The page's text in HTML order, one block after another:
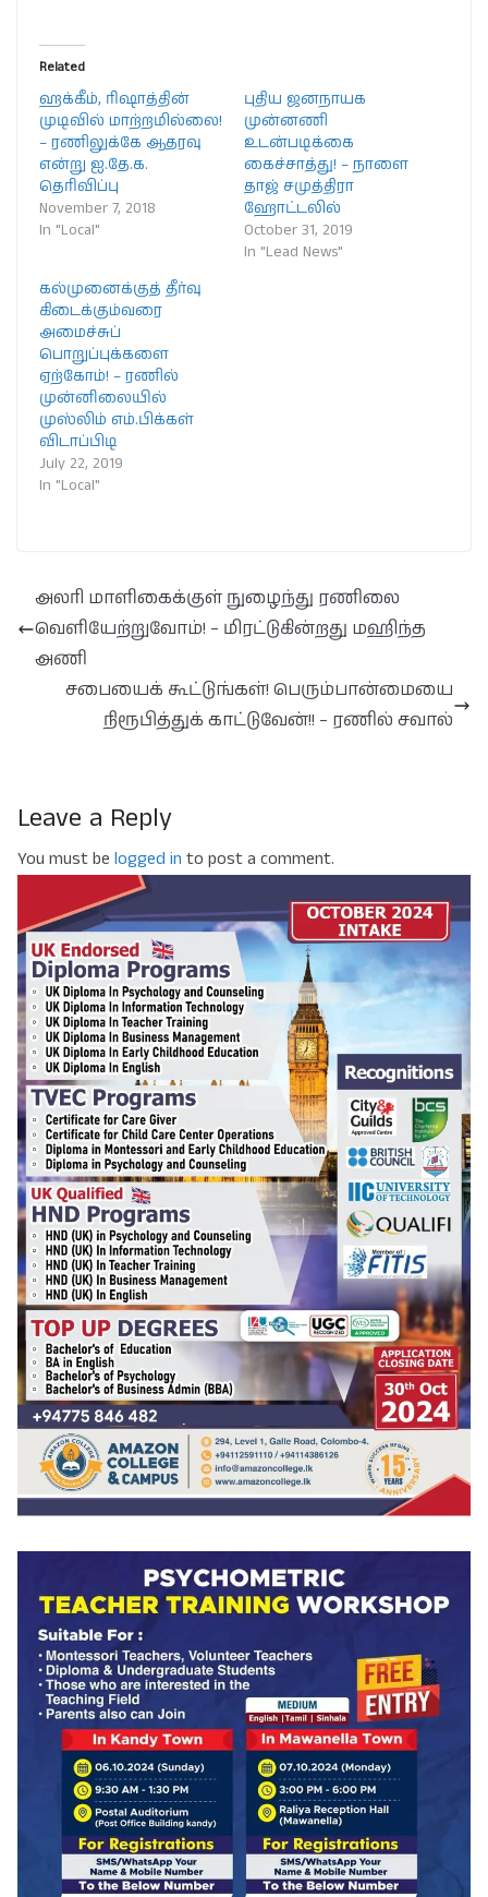
Related
ஹக்கீம், ரிஷாத்தின்
முடிவில் மாற்றமில்லை!
– ரணிலுக்கே ஆதரவு
என்று ஐ.தே.க.
தெரிவிப்பு
November 7, 2018
In "Local"
புதிய ஜனநாயக
முன்னணி
உடன்படிக்கை
கைச்சாத்து! – நாளை
தாஜ் சமுத்திரா
ஹோட்டலில்
October 31, 2019
In "Lead News"
கல்முனைக்குத் தீர்வு
கிடைக்கும்வரை
அமைச்சுப்
பொறுப்புக்களை
ஏற்கோம்! – ரணில்
முன்னிலையில்
முஸ்லிம் எம்.பிக்கள்
விடாப்பிடி
July 22, 2019
In "Local"
அலரி மாளிகைக்குள் நுழைந்து ரணிலை
வெளியேற்றுவோம்! – மிரட்டுகின்றது மஹிந்த
அணி
சபையைக் கூட்டுங்கள்! பெரும்பான்மையை
நிரூபித்துக் காட்டுவேன்!! – ரணில் சவால்
Leave a Reply
You must be logged in to post a comment.